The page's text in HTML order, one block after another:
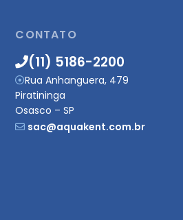
CONTATO
(11) 5186-2200
Rua Anhanguera, 479
Piratininga
Osasco – SP
sac@aquakent.com.br